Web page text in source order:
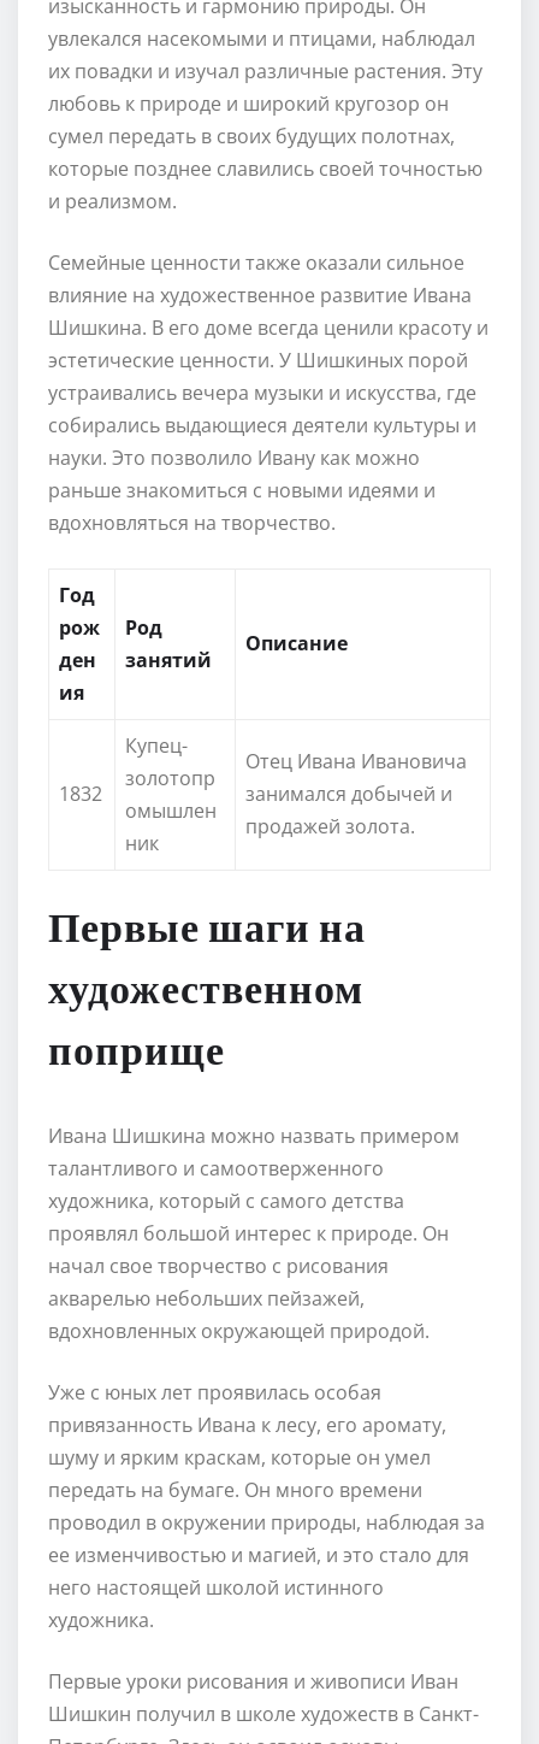
изысканность и гармонию природы. Он
увлекался насекомыми и птицами, наблюдал
их повадки и изучал различные растения. Эту
любовь к природе и широкий кругозор он
сумел передать в своих будущих полотнах,
которые позднее славились своей точностью
и реализмом.
Семейные ценности также оказали сильное
влияние на художественное развитие Ивана
Шишкина. В его доме всегда ценили красоту и
эстетические ценности. У Шишкиных порой
устраивались вечера музыки и искусства, где
собирались выдающиеся деятели культуры и
науки. Это позволило Ивану как можно
раньше знакомиться с новыми идеями и
вдохновляться на творчество.
Год
рож
ден
ия
Род
занятий
Описание
1832
Купец-
золотопр
омышлен
ник
Отец Ивана Ивановича
занимался добычей и
продажей золота.
Первые шаги на
художественном
поприще
Ивана Шишкина можно назвать примером
талантливого и самоотверженного
художника, который с самого детства
проявлял большой интерес к природе. Он
начал свое творчество с рисования
акварелью небольших пейзажей,
вдохновленных окружающей природой.
Уже с юных лет проявилась особая
привязанность Ивана к лесу, его аромату,
шуму и ярким краскам, которые он умел
передать на бумаге. Он много времени
проводил в окружении природы, наблюдая за
ее изменчивостью и магией, и это стало для
него настоящей школой истинного
художника.
Первые уроки рисования и живописи Иван
Шишкин получил в школе художеств в Санкт-